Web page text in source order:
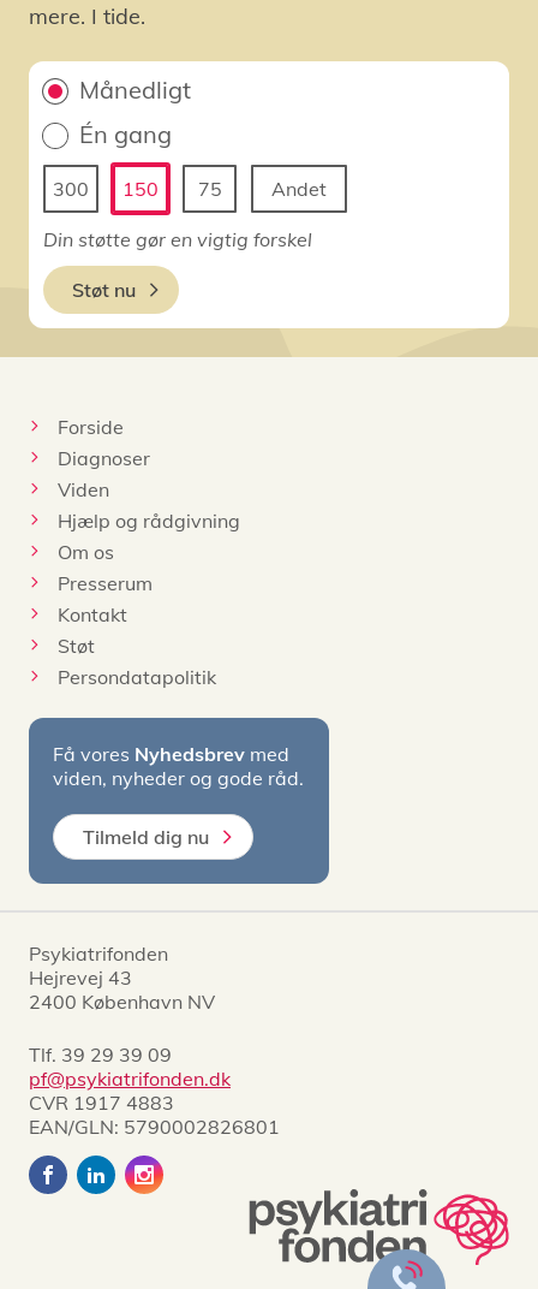
mere. I tide.
Månedligt
Én gang
300 150 75 Andet
Din støtte gør en vigtig forskel
Støt nu
Forside
Diagnoser
Viden
Hjælp og rådgivning
Om os
Presserum
Kontakt
Støt
Persondatapolitik
Få vores Nyhedsbrev med
viden, nyheder og gode råd.
Tilmeld dig nu
Psykiatrifonden
Hejrevej 43
2400 København NV
Tlf. 39 29 39 09
pf@psykiatrifonden.dk
CVR 1917 4883
EAN/GLN: 5790002826801